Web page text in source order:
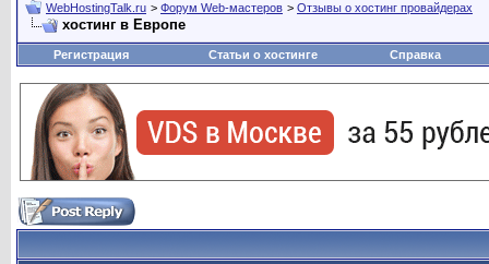
WebHostingTalk.ru > Форум Web-мастеров > Отзывы о хостинг провайдерах
хостинг в Европе
Регистрация Статьи о хостинге Справка